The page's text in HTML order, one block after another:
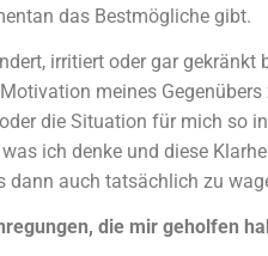
das Bestmögliche gibt.
irritiert oder gar
meines
die Situation für mich so
ich denke und diese
dann auch tatsächlich zu
die mir geholfen